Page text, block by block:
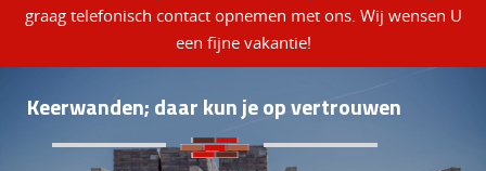
graag telefonisch contact opnemen met ons. Wij wensen U
een fijne vakantie!
Keerwanden; daar kun je op vertrouwen